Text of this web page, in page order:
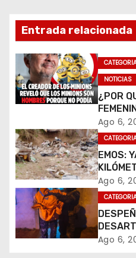
n
d
e
e
t
r
a
d
a
Entrada relacionada
NOTICIAS
¿POR
SU
Ago 6,
EMOS:
Ago 6,
VENTA
Ago 6,